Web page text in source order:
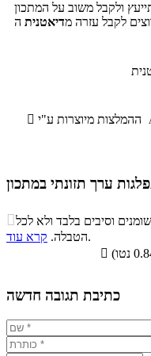
לקבל עזרה מדיאטנית

ערך תזונתי במתכון
התפלגות ערך תזונתי במתכון
סיבים
תזונתיים
שומנים חלבונים
9.2%
וסיבים בלבד ולא לכל
הטבלה. קרא עוד
.

כתיבת תגובה חדשה